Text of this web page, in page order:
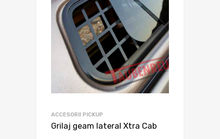
ACCESORII PICKUP
Grilaj geam lateral Xtra Cab